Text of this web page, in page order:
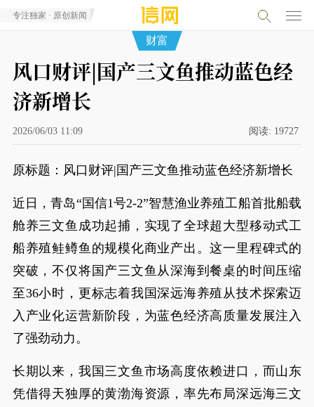
专注独家 · 原创新闻
财富
风口财评|国产三文鱼推动蓝色经
济新增长
2026/06/03 11:09 阅读: 19727
原标题：风口财评|国产三文鱼推动蓝色经济新增长
近日，青岛“国信1号2-2”智慧渔业养殖工船首批船载
舱养三文鱼成功起捕，实现了全球超大型移动式工
船养殖鲑鳟鱼的规模化商业产出。这一里程碑式的
突破，不仅将国产三文鱼从深海到餐桌的时间压缩
至36小时，更标志着我国深远海养殖从技术探索迈
入产业化运营新阶段，为蓝色经济高质量发展注入
了强劲动力。
长期以来，我国三文鱼市场高度依赖进口，而山东
凭借得天独厚的黄渤海资源，率先布局深远海三文